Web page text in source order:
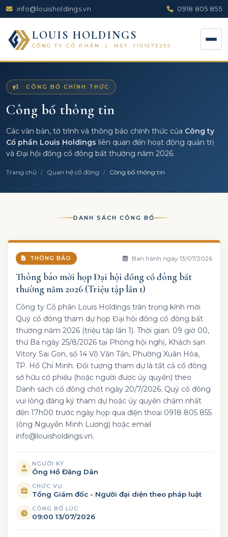
info@louisholdings.vn 0918 805 855
LOUIS HOLDINGS
CÔNG TY CỔ PHẦN | MST: 1101573295
Quan hệ cổ đông
Công bố thông tin
Văn bản pháp lý
Đăng ký ủy quyền
CÔNG BỐ CHÍNH THỨC
Công bố thông tin
Các văn bản, tờ trình và thông báo chính thức của Công ty
Cổ phần Louis Holdings liên quan đến hoạt động quản trị
và Đại hội đồng cổ đông bất thường năm 2026.
Trang chủ Quan hệ cổ đông Công bố thông tin
DANH SÁCH CÔNG BỐ
THÔNG BÁO Ban hành ngày 13/07/2026
Thông báo mời họp Đại hội đồng cổ đông bất
thường năm 2026 (Triệu tập lần 1)
Công ty Cổ phần Louis Holdings trân trọng kính mời
Quý cổ đông tham dự họp Đại hội đồng cổ đông bất
thường năm 2026 (triệu tập lần 1). Thời gian: 09 giờ 00,
thứ Ba ngày 25/8/2026 tại Phòng hội nghị, Khách sạn
Vitory Sai Gon, số 14 Võ Văn Tần, Phường Xuân Hòa,
TP. Hồ Chí Minh. Đối tượng tham dự là tất cả cổ đông
sở hữu cổ phiếu (hoặc người được ủy quyền) theo
Danh sách cổ đông chốt ngày 20/7/2026. Quý cổ đông
vui lòng đăng ký tham dự hoặc ủy quyền chậm nhất
đến 17h00 trước ngày họp qua điện thoại 0918 805 855
(ông Nguyễn Minh Lương) hoặc email
info@louisholdings.vn.
NGƯỜI KÝ
Ông Hồ Đăng Dân
CHỨC VỤ
Tổng Giám đốc - Người đại diện theo pháp luật
CÔNG BỐ LÚC
09:00 13/07/2026